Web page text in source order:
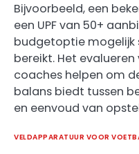
Bijvoorbeeld, een
een UPF van 50+
budgetoptie mogelijk
bereikt. Het
coaches helpen om
balans biedt tussen
en eenvoud van
VELDAPPARATUUR VOOR